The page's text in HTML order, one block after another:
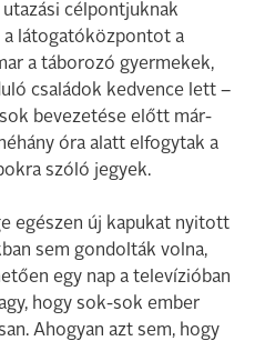
célpontjuknak
a látogatóközpontot a
a táborozó gyermekek,
családok kedvence lett –
bevezetése előtt már-
óra alatt elfogytak a
szóló jegyek.
egészen új kapukat nyitott
sem gondolták volna,
egy nap a televízióban
hogy sok-sok ember
Ahogyan azt sem, hogy